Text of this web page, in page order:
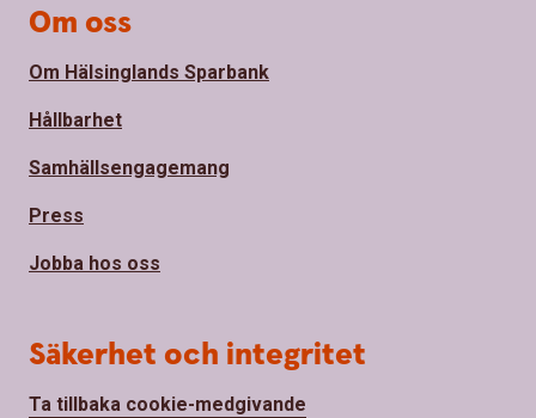
Om oss
Om Hälsinglands Sparbank
Hållbarhet
Samhällsengagemang
Press
Jobba hos oss
Säkerhet och integritet
Ta tillbaka cookie-medgivande